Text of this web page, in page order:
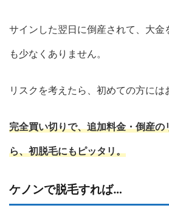
サインした翌日に倒産されて、大金
も少なくありません。
リスクを考えたら、初めての方には
完全買い切りで、追加料金・倒産の
ら、初脱毛にもピッタリ。
ケノンで脱毛すれば…